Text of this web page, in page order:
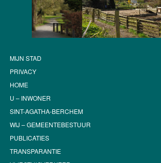
MIJN STAD
PRIVACY
HOME
U – INWONER
SINT-AGATHA-BERCHEM
WIJ – GEMEENTEBESTUUR
PUBLICATIES
TRANSPARANTIE